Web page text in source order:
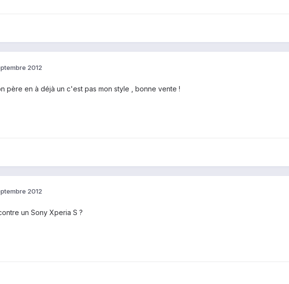
2012
père en à déjà un c'est pas mon style , bonne vente !
2012
un Sony Xperia S ?